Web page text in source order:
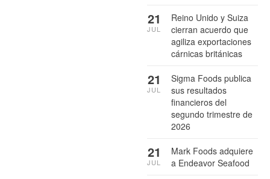
Reino Unido y Suiza
cierran acuerdo que
agiliza exportaciones
cárnicas británicas
21
JUL
Sigma Foods publica
sus resultados
financieros del
segundo trimestre de
2026
21
JUL
Mark Foods adquiere
a Endeavor Seafood
21
JUL